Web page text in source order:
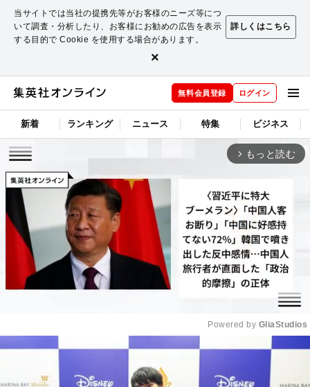
当サイトでは当社の提携先等がお客様のニーズ等につ
いて調査・分析したり、お客様にお勧めの広告を表示
する目的で Cookie を使用する場合があります。
詳しくはこちら
×
無料会員登録 ログイン
新着 ランキング ニュース 特集 ビジネス
arrow_forward_ios もっと読む
Mute
Powered by GliaStudios